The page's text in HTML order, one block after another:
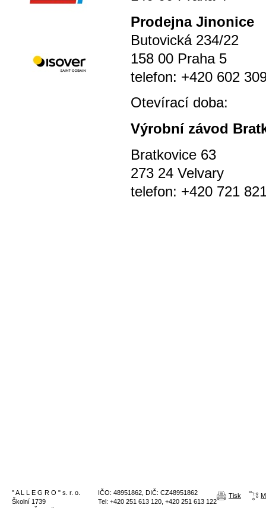
Prodejna Jinonice
Butovická 234/22
158 00 Praha 5
telefon: +420 602
Otevírací
Výrobní závod
Bratkovice 63
273 24 Velvary
telefon: +420 721
" A L L E G R O " s. r. o.
Školní 1739
IČO: 48951862, DIČ: CZ48951862
Tel: +420 251 613 120, +420 251 613 122
Tisk